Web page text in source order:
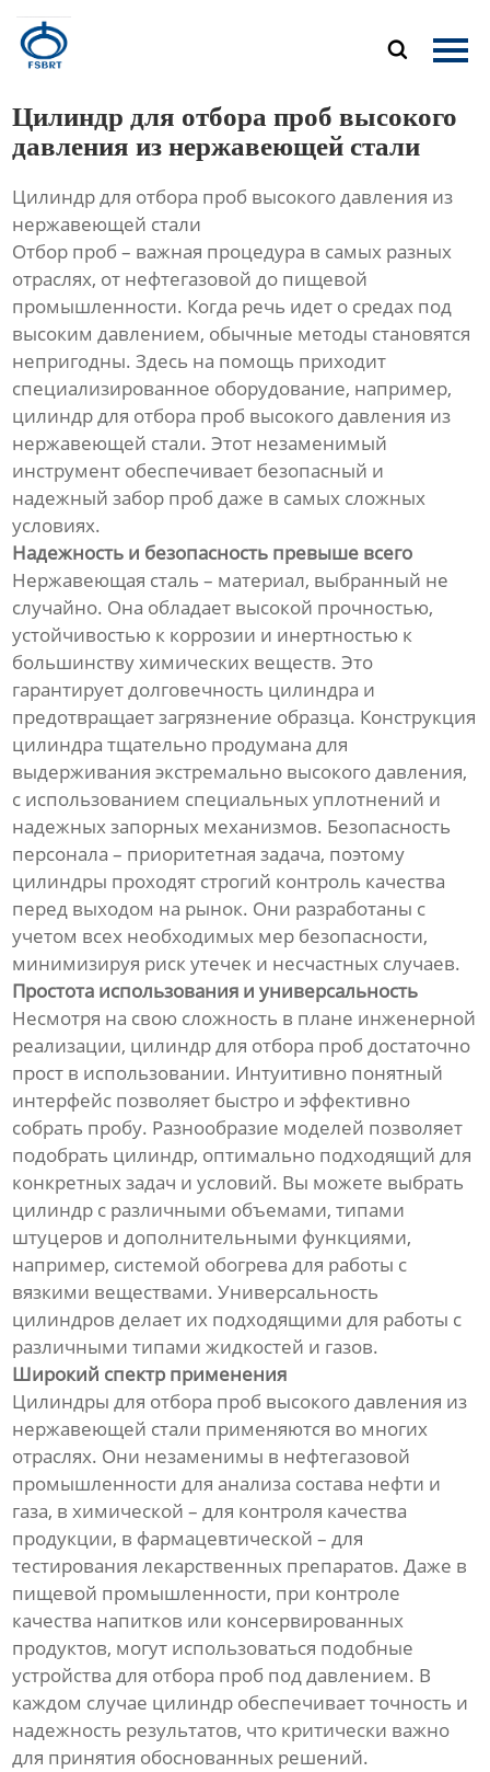

Главная
Новости
Контакты
Цилиндр для отбора проб высокого
давления из нержавеющей стали
Цилиндр для отбора проб высокого давления из
нержавеющей стали
Отбор проб – важная процедура в самых разных
отраслях, от нефтегазовой до пищевой
промышленности. Когда речь идет о средах под
высоким давлением, обычные методы становятся
непригодны. Здесь на помощь приходит
специализированное оборудование, например,
цилиндр для отбора проб высокого давления из
нержавеющей стали. Этот незаменимый
инструмент обеспечивает безопасный и
надежный забор проб даже в самых сложных
условиях.
Надежность и безопасность превыше всего
Нержавеющая сталь – материал, выбранный не
случайно. Она обладает высокой прочностью,
устойчивостью к коррозии и инертностью к
большинству химических веществ. Это
гарантирует долговечность цилиндра и
предотвращает загрязнение образца. Конструкция
цилиндра тщательно продумана для
выдерживания экстремально высокого давления,
с использованием специальных уплотнений и
надежных запорных механизмов. Безопасность
персонала – приоритетная задача, поэтому
цилиндры проходят строгий контроль качества
перед выходом на рынок. Они разработаны с
учетом всех необходимых мер безопасности,
минимизируя риск утечек и несчастных случаев.
Простота использования и универсальность
Несмотря на свою сложность в плане инженерной
реализации, цилиндр для отбора проб достаточно
прост в использовании. Интуитивно понятный
интерфейс позволяет быстро и эффективно
собрать пробу. Разнообразие моделей позволяет
подобрать цилиндр, оптимально подходящий для
конкретных задач и условий. Вы можете выбрать
цилиндр с различными объемами, типами
штуцеров и дополнительными функциями,
например, системой обогрева для работы с
вязкими веществами. Универсальность
цилиндров делает их подходящими для работы с
различными типами жидкостей и газов.
Широкий спектр применения
Цилиндры для отбора проб высокого давления из
нержавеющей стали применяются во многих
отраслях. Они незаменимы в нефтегазовой
промышленности для анализа состава нефти и
газа, в химической – для контроля качества
продукции, в фармацевтической – для
тестирования лекарственных препаратов. Даже в
пищевой промышленности, при контроле
качества напитков или консервированных
продуктов, могут использоваться подобные
устройства для отбора проб под давлением. В
каждом случае цилиндр обеспечивает точность и
надежность результатов, что критически важно
для принятия обоснованных решений.